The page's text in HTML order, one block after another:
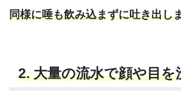
同様に唾も飲み込まずに吐き出し
2. 大量の流水で顔や目を